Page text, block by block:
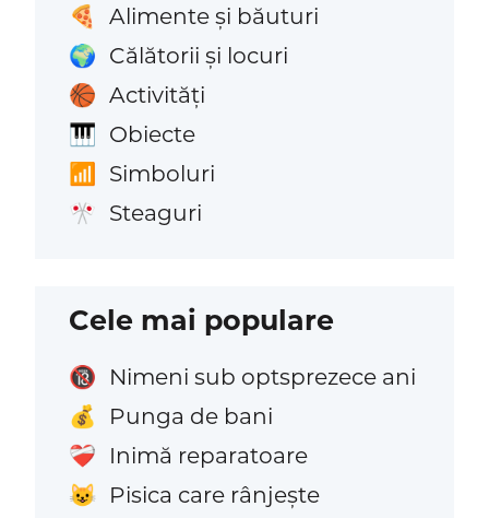
🍕 Alimente și băuturi
🌍 Călătorii și locuri
🏀 Activități
🎹 Obiecte
📶 Simboluri
🎌 Steaguri
Cele mai populare
🔞 Nimeni sub optsprezece ani
💰 Punga de bani
❤️‍🩹 Inimă reparatoare
😺 Pisica care rânjește